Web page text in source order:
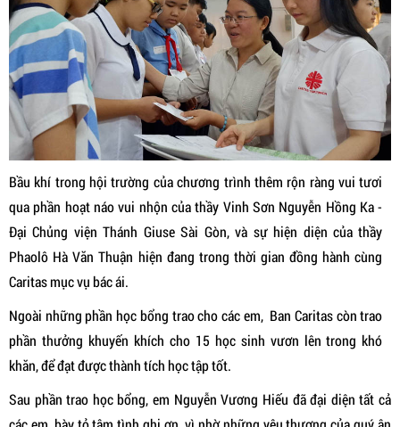
Bầu khí trong hội trường của chương trình thêm rộn ràng vui tươi
qua phần hoạt náo vui nhộn của thầy Vinh Sơn Nguyễn Hồng Ka -
Đại Chủng viện Thánh Giuse Sài Gòn, và sự hiện diện của thầy
Phaolô Hà Văn Thuận hiện đang trong thời gian đồng hành cùng
Caritas mục vụ bác ái.
Ngoài những phần học bổng trao cho các em, Ban Caritas còn trao
phần thưởng khuyến khích cho 15 học sinh vươn lên trong khó
khăn, để đạt được thành tích học tập tốt.
Sau phần trao học bổng, em Nguyễn Vương Hiếu đã đại diện tất cả